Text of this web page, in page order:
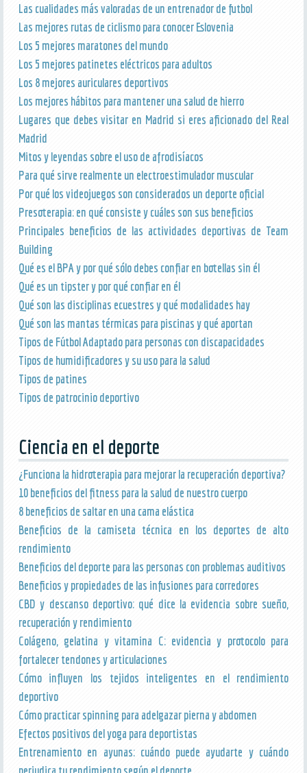
Las cualidades más valoradas de un entrenador de futbol
Las mejores rutas de ciclismo para conocer Eslovenia
Los 5 mejores maratones del mundo
Los 5 mejores patinetes eléctricos para adultos
Los 8 mejores auriculares deportivos
Los mejores hábitos para mantener una salud de hierro
Lugares que debes visitar en Madrid si eres aficionado del Real
Madrid
Mitos y leyendas sobre el uso de afrodisíacos
Para qué sirve realmente un electroestimulador muscular
Por qué los videojuegos son considerados un deporte oficial
Presoterapia: en qué consiste y cuáles son sus beneficios
Principales beneficios de las actividades deportivas de Team
Building
Qué es el BPA y por qué sólo debes confiar en botellas sin él
Qué es un tipster y por qué confiar en él
Qué son las disciplinas ecuestres y qué modalidades hay
Qué son las mantas térmicas para piscinas y qué aportan
Tipos de Fútbol Adaptado para personas con discapacidades
Tipos de humidificadores y su uso para la salud
Tipos de patines
Tipos de patrocinio deportivo
Ciencia en el deporte
¿Funciona la hidroterapia para mejorar la recuperación deportiva?
10 beneficios del fitness para la salud de nuestro cuerpo
8 beneficios de saltar en una cama elástica
Beneficios de la camiseta técnica en los deportes de alto
rendimiento
Beneficios del deporte para las personas con problemas auditivos
Beneficios y propiedades de las infusiones para corredores
CBD y descanso deportivo: qué dice la evidencia sobre sueño,
recuperación y rendimiento
Colágeno, gelatina y vitamina C: evidencia y protocolo para
fortalecer tendones y articulaciones
Cómo influyen los tejidos inteligentes en el rendimiento
deportivo
Cómo practicar spinning para adelgazar pierna y abdomen
Efectos positivos del yoga para deportistas
Entrenamiento en ayunas: cuándo puede ayudarte y cuándo